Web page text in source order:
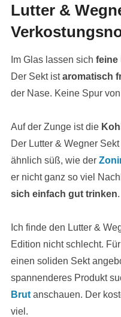
Lutter &
Im Glas lassen sich feine
Der Sekt istaromatisch
der Nase. Keine Spur
Auf der Zunge ist die
Der Lutter & Wegner
ähnlich süß, wie der
er nicht ganz so viel
sich einfach gut trinken.
Ich finde den Lutter &
Edition nicht schlecht.
einen soliden Sekt
spannenderes Produkt
Brutanschauen. Der
viel.